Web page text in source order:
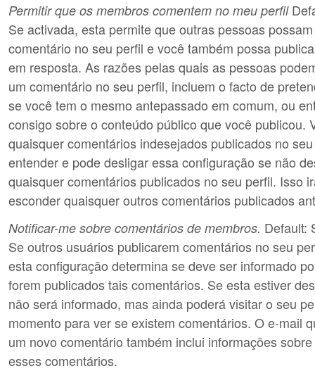
Permitir que os membros comentem no meu perfil
Se activada, esta permite que outras pessoas
comentário no seu perfil e você também possa
em resposta. As razões pelas quais as pessoas
um comentário no seu perfil, incluem o facto de
se você tem o mesmo antepassado em comum, ou
consigo sobre o conteúdo público que você publicou.
quaisquer comentários indesejados publicados no
entender e pode desligar essa configuração se não
quaisquer comentários publicados no seu perfil. Isso
esconder quaisquer outros comentários publicados
Notificar-me sobre comentários de membros. Default:
Se outros usuários publicarem comentários no seu
esta configuração determina se deve ser informado
forem publicados tais comentários. Se esta estiver
não será informado, mas ainda poderá visitar o seu
momento para ver se existem comentários. O e-mail
um novo comentário também inclui informações
esses comentários.